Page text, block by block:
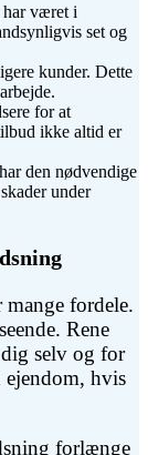
været i
set og
kunder. Dette
for at
ikke altid er
den nødvendige
under
fordele.
Rene
selv og for
hvis
forlænge